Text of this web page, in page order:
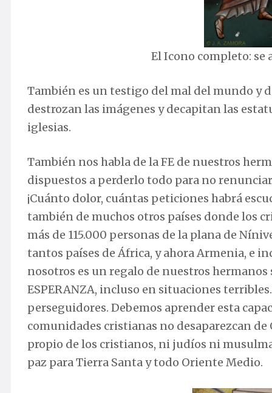
El Icono completo: se
También es un testigo del mal del mundo y
destrozan las imágenes y decapitan las
iglesias.
También nos habla de la FE de nuestros
dispuestos a perderlo todo para no
¡Cuánto dolor, cuántas peticiones habrá
también de muchos otros países donde los
más de 115.000 personas de la plana de
tantos países de África, y ahora Armenia, e
nosotros es un regalo de nuestros
ESPERANZA, incluso en situaciones
perseguidores. Debemos aprender esta
comunidades cristianas no desaparezcan
propio de los cristianos, ni judíos ni
paz para Tierra Santa y todo Oriente Medio.